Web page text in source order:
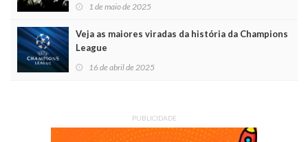
1 de maio de 2025
Veja as maiores viradas da história da Champions
League
16 de abril de 2025
PUBLICIDADE